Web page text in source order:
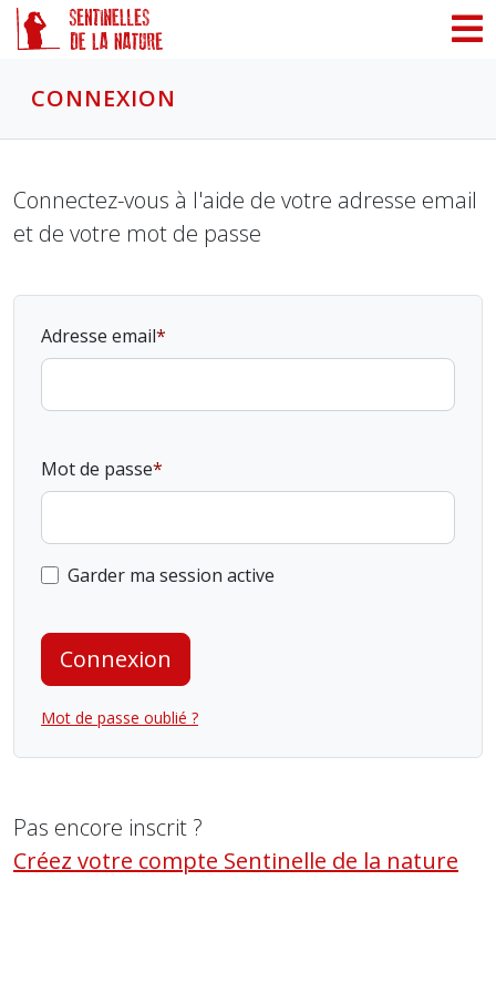
CONNEXION
Connectez-vous à l'aide de votre adresse email
et de votre mot de passe
Adresse email
Mot de passe
Garder ma session active
Connexion
Mot de passe oublié ?
Pas encore inscrit ?
Créez votre compte Sentinelle de la nature
Panneau de gestion des cookies